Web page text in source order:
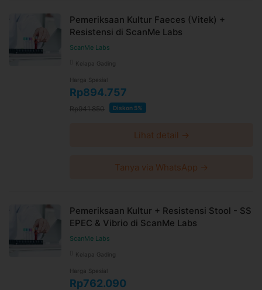
24 jam sebelum waktu treatment selama jadwal dokter
Untuk lebih lengkapnya, Anda dapat membaca syarat
dan kebijakandi halaman ini
Syarat dan ketentuan dapat berubah sewaktu-waktu
Harga paket sudah termasuk biaya administrasi, convenience
fee, biaya pemeliharaan platform.
Pemeriksaan Kultur Faeces (Vitek) +
Resistensi di ScanMe Labs
ScanMe Labs
Kelapa Gading
Harga Spesial
Rp894.757
Rp941.850 Diskon 5%
Lihat detail →
Tanya via WhatsApp →
Pemeriksaan Kultur + Resistensi Stool - SS
EPEC & Vibrio di ScanMe Labs
ScanMe Labs
Kelapa Gading
Harga Spesial
Rp762.090